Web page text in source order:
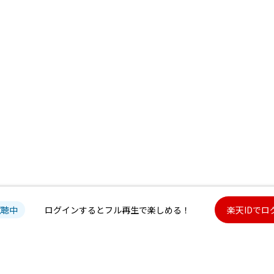
中 ログインするとフル再生で楽しめる！ 楽天IDでロ